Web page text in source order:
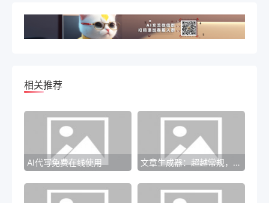
相关推荐
AI代写免费在线使用 文章生成器：超越常规，尝试不一样的写作体验